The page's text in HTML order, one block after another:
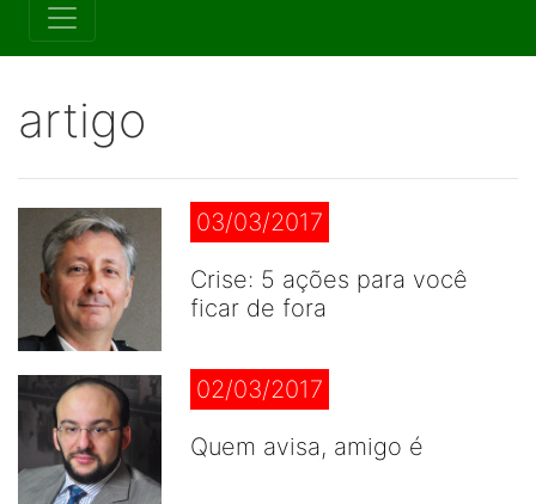
artigo
03/03/2017
Crise: 5 ações para você
ficar de fora
02/03/2017
Quem avisa, amigo é